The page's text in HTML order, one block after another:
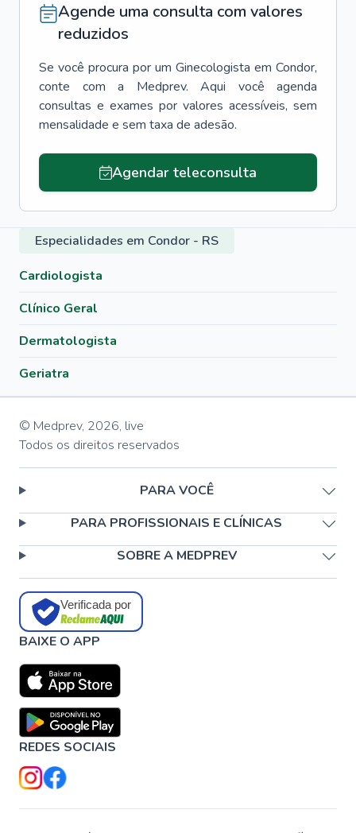
Agende uma consulta com valores
reduzidos
Se você procura por um Ginecologista em Condor,
conte com a Medprev. Aqui você agenda
consultas e exames por valores acessíveis, sem
mensalidade e sem taxa de adesão.
Agendar teleconsulta
Especialidades em Condor - RS
Cardiologista
Clínico Geral
Dermatologista
Geriatra
© Medprev, 2026, live
Todos os direitos reservados
PARA VOCÊ
PARA PROFISSIONAIS E CLÍNICAS
SOBRE A MEDPREV
Verificada por
BAIXE O APP
REDES SOCIAIS